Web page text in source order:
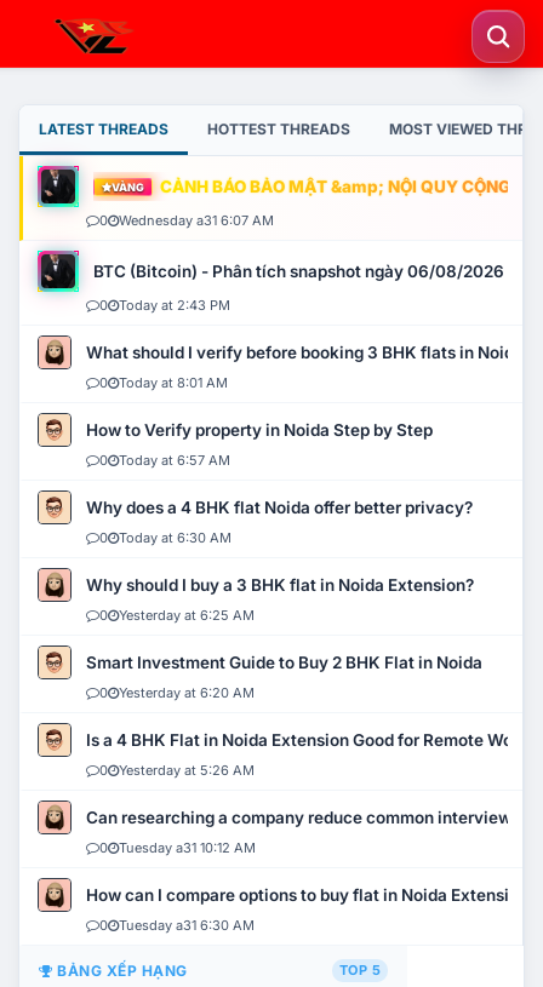
LATEST THREADS HOTTEST THREADS MOST VIEWED
VÀNG CẢNH BÁO BẢO MẬT &amp; NỘI QUY CỘNG
0 Wednesday a31 6:07 AM
BTC (Bitcoin) - Phân tích snapshot ngày 06/08/2026
0 Today at 2:43 PM
What should I verify before booking 3 BHK flats in Noida?
0 Today at 8:01 AM
How to Verify property in Noida Step by Step
0 Today at 6:57 AM
Why does a 4 BHK flat Noida offer better privacy?
0 Today at 6:30 AM
Why should I buy a 3 BHK flat in Noida Extension?
0 Yesterday at 6:25 AM
Smart Investment Guide to Buy 2 BHK Flat in Noida
0 Yesterday at 6:20 AM
Is a 4 BHK Flat in Noida Extension Good for Remote Work?
0 Yesterday at 5:26 AM
Can researching a company reduce common interview
0 Tuesday a31 10:12 AM
How can I compare options to buy flat in Noida Extension?
0 Tuesday a31 6:30 AM
BẢNG XẾP HẠNG TOP 5